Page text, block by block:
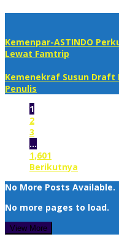
Kemenpar-ASTINDO
Lewat Famtrip
Kemenekraf Susun Draft
Penulis
1
2
3
…
1,601
Berikutnya
No More Posts Available.
No more pages to load.
View More